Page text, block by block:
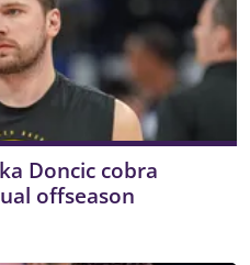
Doncic cobra
offseason